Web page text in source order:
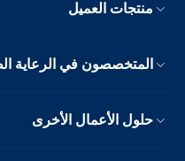
منتجات العميل
المتخصصون في الرعاية
حلول الأعمال الأخرى